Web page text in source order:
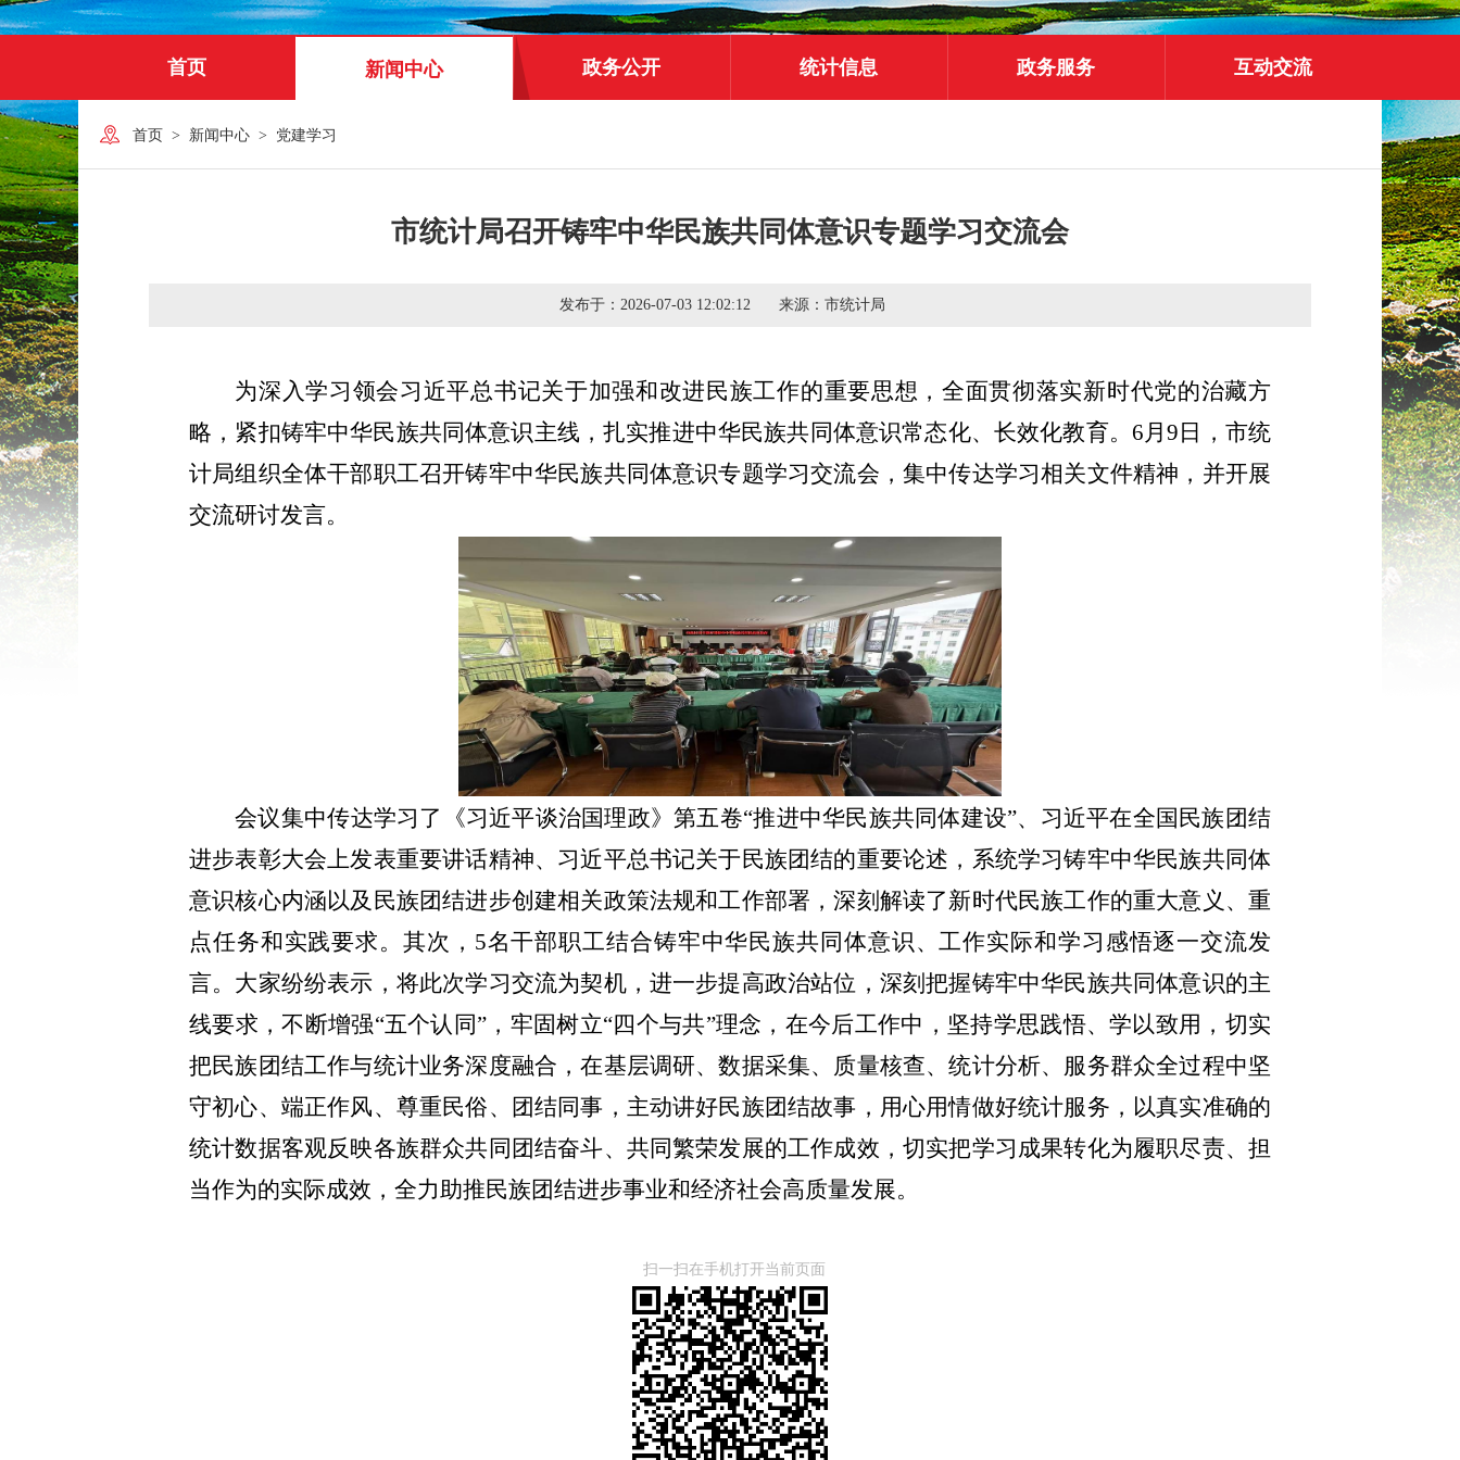
首页 新闻中心 政务公开 统计信息 政务服务 互动交流
首页 > 新闻中心 > 党建学习
市统计局召开铸牢中华民族共同体意识专题学习交流会
发布于：2026-07-03 12:02:12 来源：市统计局
为深入学习领会习近平总书记关于加强和改进民族工作的重要思想，全面贯彻落实新时代党的治藏方
略，紧扣铸牢中华民族共同体意识主线，扎实推进中华民族共同体意识常态化、长效化教育。 6月9 日，市统
计局组织全体干部职工召开铸牢中华民族共同体意识专题学习交流会，集中传达学习相关文件精神，并开展
交流研讨发言。
会议集中传达学习了《习近平谈治国理政》第五卷“推进中华民族共同体建设”、习近平在全国民族团结
进步表彰大会上发表重要讲话精神、习近平总书记关于民族团结的重要论述，系统学习铸牢中华民族共同体
意识核心内涵以及民族团结进步创建相关政策法规和工作部署，深刻解读了新时代民族工作的重大意义、重
点任务和实践要求。其次， 5名干部职工结合铸牢中华民族共同体意识、工作实际和学习感悟逐一交流发
言。大家纷纷表示，将此次学习交流为契机，进一步提高政治站位，深刻把握铸牢中华民族共同体意识的主
线要求，不断增强“五个认同”，牢固树立“四个与共”理念，在今后工作中，坚持学思践悟、学以致用，切实
把民族团结工作与统计业务深度融合，在基层调研、数据采集、质量核查、统计分析、服务群众全过程中坚
守初心、端正作风、尊重民俗、团结同事，主动讲好民族团结故事，用心用情做好统计服务，以真实准确的
统计数据客观反映各族群众共同团结奋斗、共同繁荣发展的工作成效，切实把学习成果转化为履职尽责、担
当作为的实际成效，全力助推民族团结进步事业和经济社会高质量发展。
扫一扫在手机打开当前页面